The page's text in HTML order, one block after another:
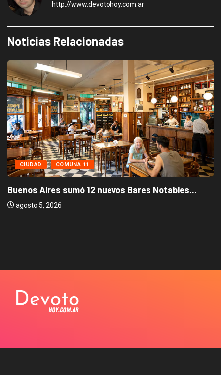
http://www.devotohoy.com.ar
Noticias Relacionadas
CIUDAD COMUNA 11
Buenos Aires sumó 12 nuevos Bares Notables...
agosto 5, 2026